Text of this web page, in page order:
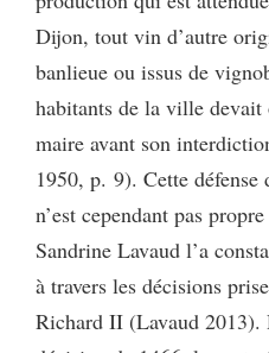
Dijon, tout vin d’autre
banlieue ou issus de
habitants de la ville
maire avant son
1950, p. 9). Cette défense
n’est cependant pas
Sandrine Lavaud l’a
à travers les décisions
Richard II (Lavaud 2013).